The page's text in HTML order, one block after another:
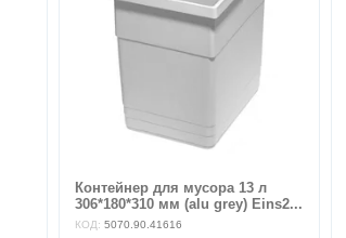
Контейнер для мусора 13 л
306*180*310 мм (alu grey) Eins2...
КОД: 5070.90.41616